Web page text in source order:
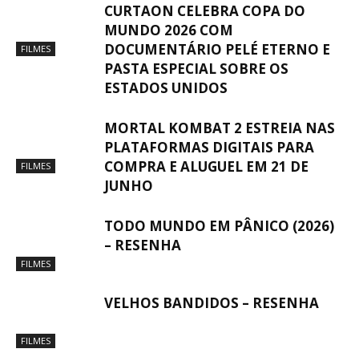
FILMES
CURTAON CELEBRA COPA DO
MUNDO 2026 COM
DOCUMENTÁRIO PELÉ ETERNO E
PASTA ESPECIAL SOBRE OS
ESTADOS UNIDOS
FILMES
MORTAL KOMBAT 2 ESTREIA NAS
PLATAFORMAS DIGITAIS PARA
COMPRA E ALUGUEL EM 21 DE
JUNHO
FILMES
TODO MUNDO EM PÂNICO (2026)
– RESENHA
FILMES
VELHOS BANDIDOS – RESENHA